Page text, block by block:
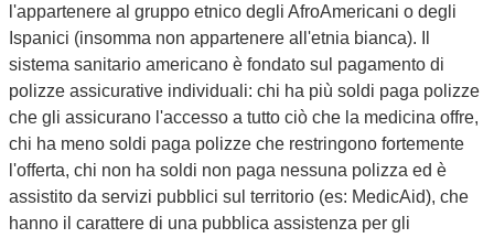
l'appartenere al gruppo etnico degli AfroAmericani o degli
Ispanici (insomma non appartenere all'etnia bianca). Il
sistema sanitario americano è fondato sul pagamento di
polizze assicurative individuali: chi ha più soldi paga polizze
che gli assicurano l'accesso a tutto ciò che la medicina offre,
chi ha meno soldi paga polizze che restringono fortemente
l'offerta, chi non ha soldi non paga nessuna polizza ed è
assistito da servizi pubblici sul territorio (es: MedicAid), che
hanno il carattere di una pubblica assistenza per gli